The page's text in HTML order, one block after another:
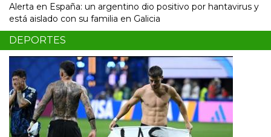
Alerta en España: un argentino dio positivo por hantavirus y
está aislado con su familia en Galicia
DEPORTES